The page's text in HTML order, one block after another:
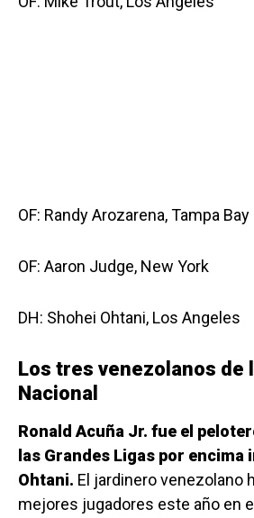
OF: Randy Arozarena, Tampa Bay
OF: Aaron Judge, New York
DH: Shohei Ohtani, Los Angeles
Los tres venezolanos de
Nacional
Ronald Acuña Jr. fue el
las Grandes Ligas por encima
Ohtani. El jardinero venezolano
mejores jugadores este año en